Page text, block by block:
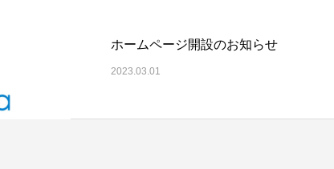
ホームページ開設のお知らせ
2023.03.01